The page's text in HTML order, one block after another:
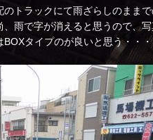
トラックにて雨ざらしのままで
雨で字が消えると思うので、写
タイプのが良いと思う・・